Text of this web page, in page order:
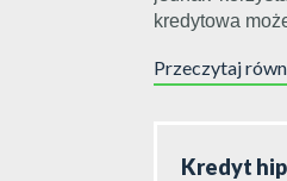
kredytowa
Przeczytaj
Kredyt